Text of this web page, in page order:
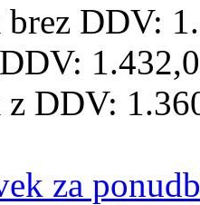
brez DDV:
z DDV:
za